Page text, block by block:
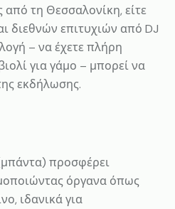
τη Θεσσαλονίκη, είτε
διεθνών επιτυχιών από DJ
– να έχετε πλήρη
για γάμο – μπορεί να
εκδήλωσης.
προσφέρει
όργανα όπως
ιδανικά για